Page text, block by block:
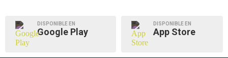
DISPONIBLE EN
Google Play
DISPONIBLE EN
App Store